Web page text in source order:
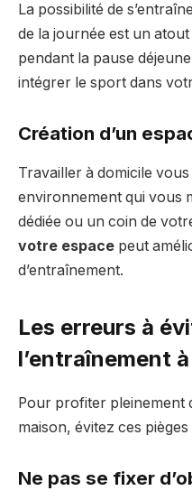
La possibilité de
de la journée est un
pendant la pause
intégrer le sport dans
Création d’un
Travailler à domicile
environnement qui vous
dédiée ou un coin de
votre espace peut
d’entraînement.
Les erreurs à
l’entraînement
Pour profiter pleinement
maison, évitez ces
Ne pas se fixer